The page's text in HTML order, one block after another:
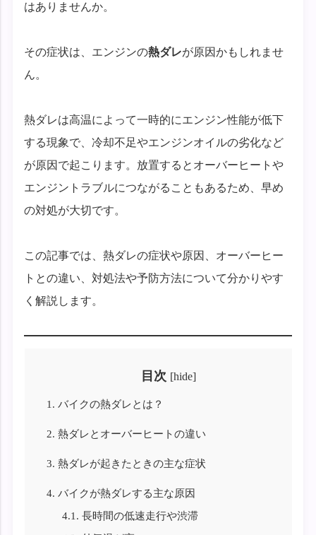
はありませんか。
その症状は、エンジンの熱ダレが原因かもしれませ
ん。
熱ダレは高温によって一時的にエンジン性能が低下
する現象で、冷却不足やエンジンオイルの劣化など
が原因で起こります。放置するとオーバーヒートや
エンジントラブルにつながることもあるため、早め
の対処が大切です。
この記事では、熱ダレの症状や原因、オーバーヒー
トとの違い、対処法や予防方法について分かりやす
く解説します。
目次 [hide]
1. バイクの熱ダレとは？
2. 熱ダレとオーバーヒートの違い
3. 熱ダレが起きたときの主な症状
4. バイクが熱ダレする主な原因
4.1. 長時間の低速走行や渋滞